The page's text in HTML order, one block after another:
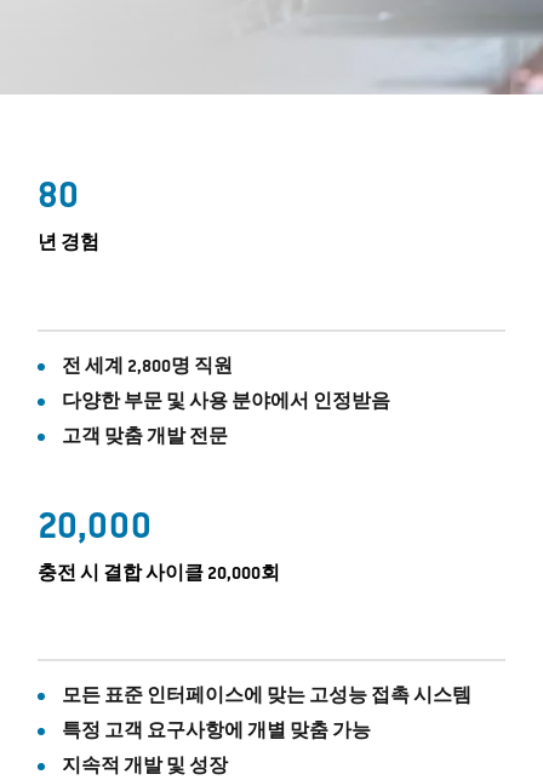
80
년 경험
전 세계 2,800명 직원
다양한 부문 및 사용 분야에서 인정받음
고객 맞춤 개발 전문
20,000
충전 시 결합 사이클 20,000회
모든 표준 인터페이스에 맞는 고성능 접촉 시스템
특정 고객 요구사항에 개별 맞춤 가능
지속적 개발 및 성장